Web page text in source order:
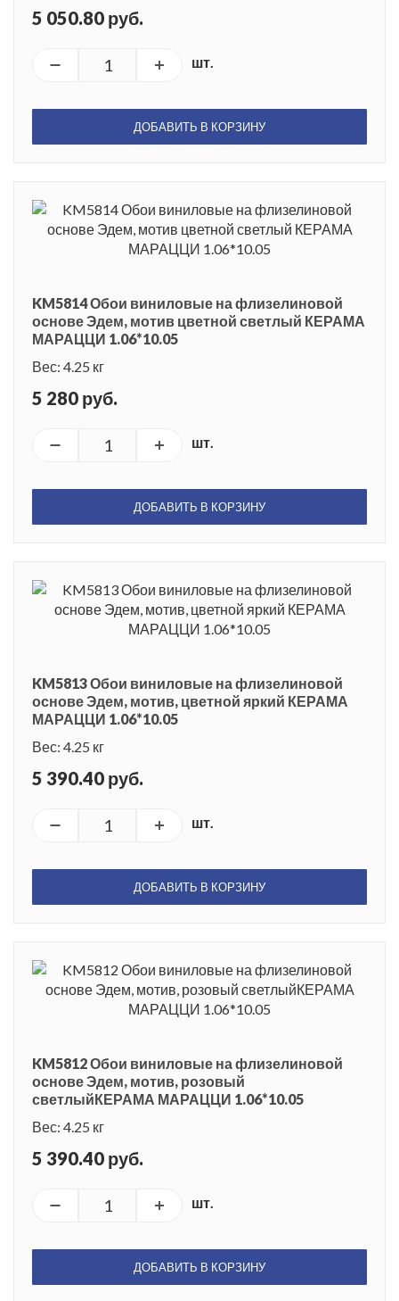
5 050.80 руб.
шт.
ДОБАВИТЬ В КОРЗИНУ
KM5814 Обои виниловые на флизелиновой
основе Эдем, мотив цветной светлый КЕРАМА
МАРАЦЦИ 1.06*10.05
Вес: 4.25 кг
5 280 руб.
шт.
ДОБАВИТЬ В КОРЗИНУ
KM5813 Обои виниловые на флизелиновой
основе Эдем, мотив, цветной яркий КЕРАМА
МАРАЦЦИ 1.06*10.05
Вес: 4.25 кг
5 390.40 руб.
шт.
ДОБАВИТЬ В КОРЗИНУ
KM5812 Обои виниловые на флизелиновой
основе Эдем, мотив, розовый
светлыйКЕРАМА МАРАЦЦИ 1.06*10.05
Вес: 4.25 кг
5 390.40 руб.
шт.
ДОБАВИТЬ В КОРЗИНУ